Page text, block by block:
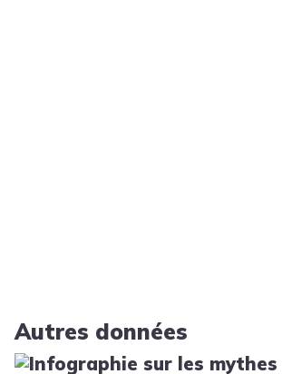
Autres données